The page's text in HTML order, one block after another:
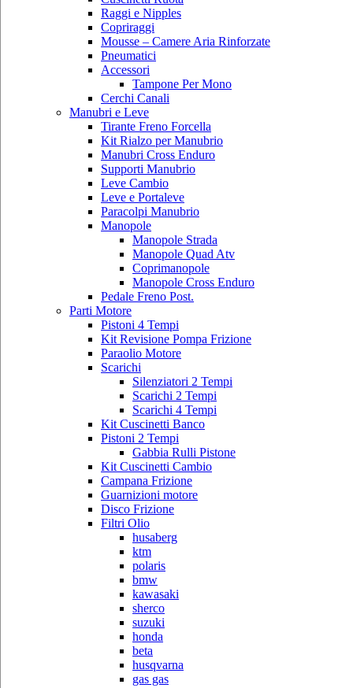
Raggi e Nipples
Copriraggi
Mousse – Camere Aria Rinforzate
Pneumatici
Accessori
Tampone Per Mono
Cerchi Canali
Manubri e Leve
Tirante Freno Forcella
Kit Rialzo per Manubrio
Manubri Cross Enduro
Supporti Manubrio
Leve Cambio
Leve e Portaleve
Paracolpi Manubrio
Manopole
Manopole Strada
Manopole Quad Atv
Coprimanopole
Manopole Cross Enduro
Pedale Freno Post.
Parti Motore
Pistoni 4 Tempi
Kit Revisione Pompa Frizione
Paraolio Motore
Scarichi
Silenziatori 2 Tempi
Scarichi 2 Tempi
Scarichi 4 Tempi
Kit Cuscinetti Banco
Pistoni 2 Tempi
Gabbia Rulli Pistone
Kit Cuscinetti Cambio
Campana Frizione
Guarnizioni motore
Disco Frizione
Filtri Olio
husaberg
ktm
polaris
bmw
kawasaki
sherco
suzuki
honda
beta
husqvarna
gas gas